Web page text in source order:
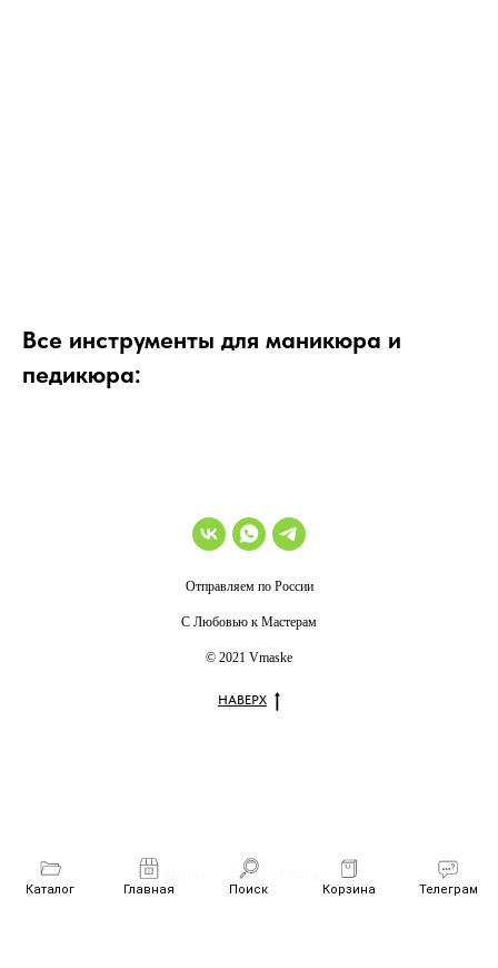
Каталог Главная Поиск Корзина Телеграм
Все инструменты для маникюра и
педикюра:
Отправляем по России
С Любовью к Мастерам
© 2021 Vmaske
НАВЕРХ